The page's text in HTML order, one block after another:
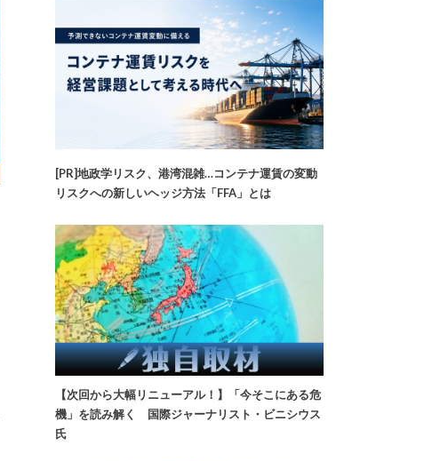
[PR]地政学リスク、港湾混雑…コンテナ運賃の変動
リスクへの新しいヘッジ方法「FFA」とは
【次回から大幅リニューアル！】「今そこにある危
機」を読み解く 国際ジャーナリスト・ビニシウス
氏